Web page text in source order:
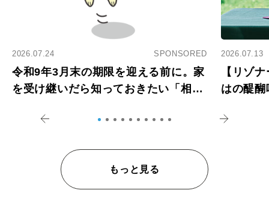
2026.07.24 SPONSORED
令和9年3月末の期限を迎える前に。家
を受け継いだら知っておきたい「相続
2026.07.13
【リゾ
はの醍
もっと見る